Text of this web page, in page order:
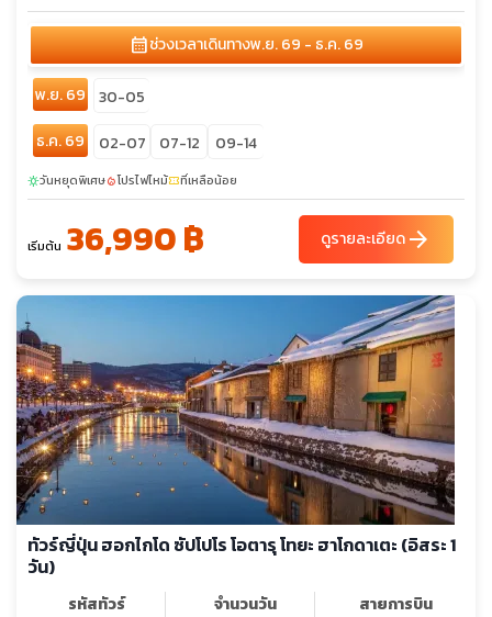
calendar_monthช่วงเวลาเดินทางพ.ย. 69 - ธ.ค. 69
พ.ย. 69 30-05
ธ.ค. 69
02-07 07-12 09-14
sunnyวันหยุดพิเศษlocal_fire_departmentโปรไฟไหม้confirmation_numberที่เหลือน้อย
เริ่มต้น 36,990 ฿ ดูรายละเอียดarrow_forward
ทัวร์ญี่ปุ่น ฮอกไกโด ซัปโปโร โอตารุ โทยะ ฮาโกดาเตะ (อิสระ 1
วัน)
รหัสทัวร์
จำนวนวัน
สายการบิน